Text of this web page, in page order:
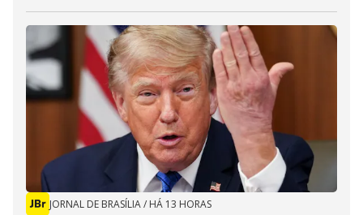
JORNAL DE BRASÍLIA/ HÁ 13 HORAS